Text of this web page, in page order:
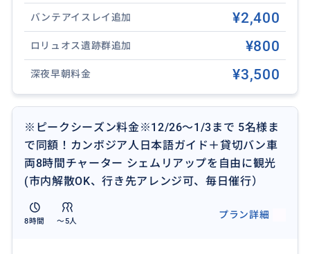
は深夜早朝料金がかかります。ご注文時にご選択くだ
さい。
・チャーター時間を超えた場合、1時間につき15US$/
台で延長可能です。延長料金のお支払いは、延長の際
に当日ガイドへアメリカドル現金でお支払いくださ
い。
必要でございます。
・トンレサップ湖、郊外の遠方遺跡等へ行かれる場合
は、追加料金が発生いたしますので、予めご了承くだ
さい。備考欄をご確認ください。
・チャーター観光場所は、事前に無料相談が可能です
のでお気軽にお問い合わせ下さい。
バンテアイスレイ追加 ¥2,400
ロリュオス遺跡群追加 ¥800
深夜早朝料金 ¥3,500
※ピークシーズン料金※12/26～1/3まで 5名様ま
で同額！カンボジア人日本語ガイド＋貸切バン車
両8時間チャーター シェムリアップを自由に観光
(市内解散OK、行き先アレンジ可、毎日催行）
8時間 〜5人
プラン詳細